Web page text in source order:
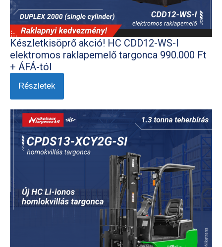
Készletkisöprő akció! HC CDD12-WS-I
elektromos raklapemelő targonca 990.000 Ft
+ ÁFÁ-tól
Részletek